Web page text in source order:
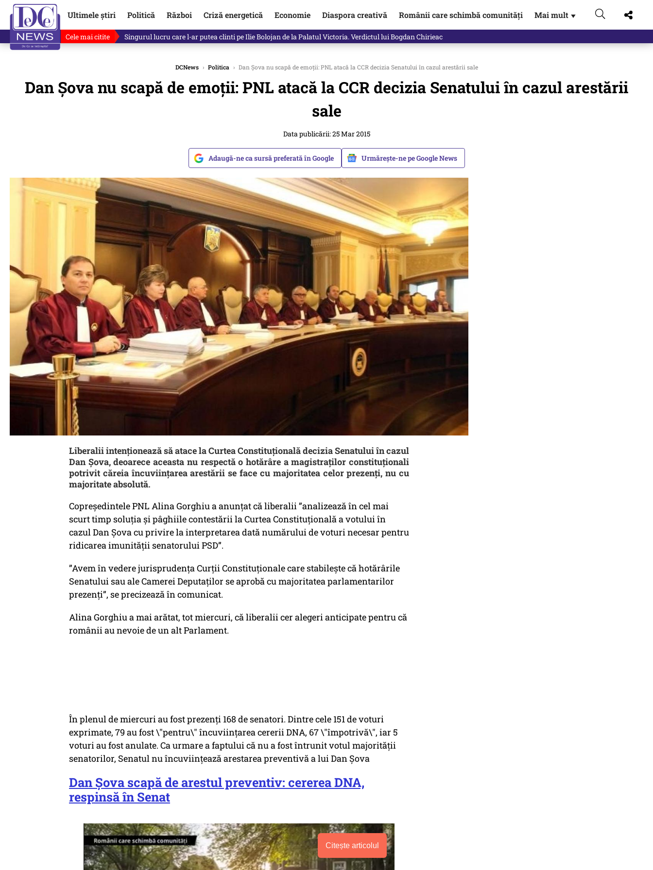
Ultimele știri Politică Război Criză energetică Economie Diaspora creativă Românii care schimbă comunități Mai mult ▼
Cele mai citite Singurul lucru care l-ar putea clinti pe Ilie Bolojan de la Palatul Victoria. Verdictul lui Bogdan Chirieac
DCNews › Politica › Dan Șova nu scapă de emoții: PNL atacă la CCR decizia Senatului în cazul arestării sale
Dan Șova nu scapă de emoții: PNL atacă la CCR decizia Senatului în cazul arestării
sale
Data publicării: 25 Mar 2015
Adaugă-ne ca sursă preferată în Google Urmărește-ne pe Google News
Liberalii intenționează să atace la Curtea Constituțională decizia Senatului în cazul
Dan Șova, deoarece aceasta nu respectă o hotărâre a magistraților constituționali
potrivit căreia încuviințarea arestării se face cu majoritatea celor prezenți, nu cu
majoritate absolută.
Copreşedintele PNL Alina Gorghiu a anunţat că liberalii ”analizează în cel mai
scurt timp soluţia şi pâghiile contestării la Curtea Constituţională a votului în
cazul Dan Şova cu privire la interpretarea dată numărului de voturi necesar pentru
ridicarea imunităţii senatorului PSD”.
”Avem în vedere jurisprudenţa Curţii Constituţionale care stabileşte că hotărârile
Senatului sau ale Camerei Deputaţilor se aprobă cu majoritatea parlamentarilor
prezenţi”, se precizează în comunicat.
Alina Gorghiu a mai arătat, tot miercuri, că liberalii cer alegeri anticipate pentru că
românii au nevoie de un alt Parlament.
În plenul de miercuri au fost prezenți 168 de senatori. Dintre cele 151 de voturi
exprimate, 79 au fost \"pentru\" încuviințarea cererii DNA, 67 \"împotrivă\", iar 5
voturi au fost anulate. Ca urmare a faptului că nu a fost întrunit votul majorității
senatorilor, Senatul nu încuviințează arestarea preventivă a lui Dan Șova
Dan Șova scapă de arestul preventiv: cererea DNA,
respinsă în Senat
Citește articolul